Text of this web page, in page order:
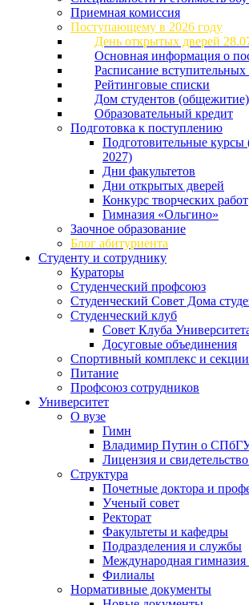
Приемная комиссия
Поступающему в 2026 году
День открытых дверей
Основная информация о
Расписание
Рейтинговые списки
Дом студентов (общежитие)
Образовательный кредит
Подготовка к поступлению
Подготовительные
2027)
Дни факультетов
Дни открытых дверей
Конкурс творческих работ
Гимназия «Ольгино»
Заочное образование
Блог абитуриента
Студенту и сотруднику
Кураторы
Студенческий профсоюз
Студенческий Совет Дома
Студенческий клуб
Совет Клуба
Досуговые объединения
Спортивный комплекс и секции
Питание
Профсоюз сотрудников
Университет
О вузе
Гимн
Владимир Путин о
Лицензия и
Структура
Почетные доктора и
Ученый совет
Ректорат
Факультеты и кафедры
Подразделения и службы
Международная
Филиалы
Нормативные документы